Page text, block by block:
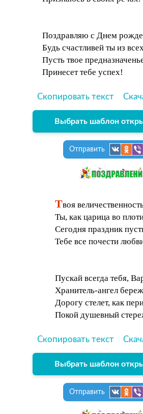
Поздравляю с Днем
Будь счастливей ты из
Пусть твое
Принесет тебе успех!
Скопировать текст
Выбрать шаблон
Отправить
Твоя
Ты, как царица во
Сегодня праздник
Тебе все почести
Пускай всегда тебя,
Хранитель-ангел
Дорогу стелет, как
Покой душевный
Скопировать текст
Выбрать шаблон
Отправить